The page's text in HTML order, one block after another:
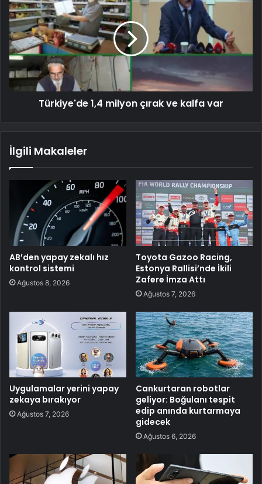
Türkiye'de 1,4 milyon çırak ve kalfa var
İlgili Makaleler
AB’den yapay zekalı hız
kontrol sistemi
Ağustos 8, 2026
Toyota Gazoo Racing,
Estonya Rallisi’nde İkili
Zafere İmza Attı
Ağustos 7, 2026
Uygulamalar yerini yapay
zekaya bırakıyor
Ağustos 7, 2026
Cankurtaran robotlar
geliyor: Boğulanı tespit
edip anında kurtarmaya
gidecek
Ağustos 6, 2026